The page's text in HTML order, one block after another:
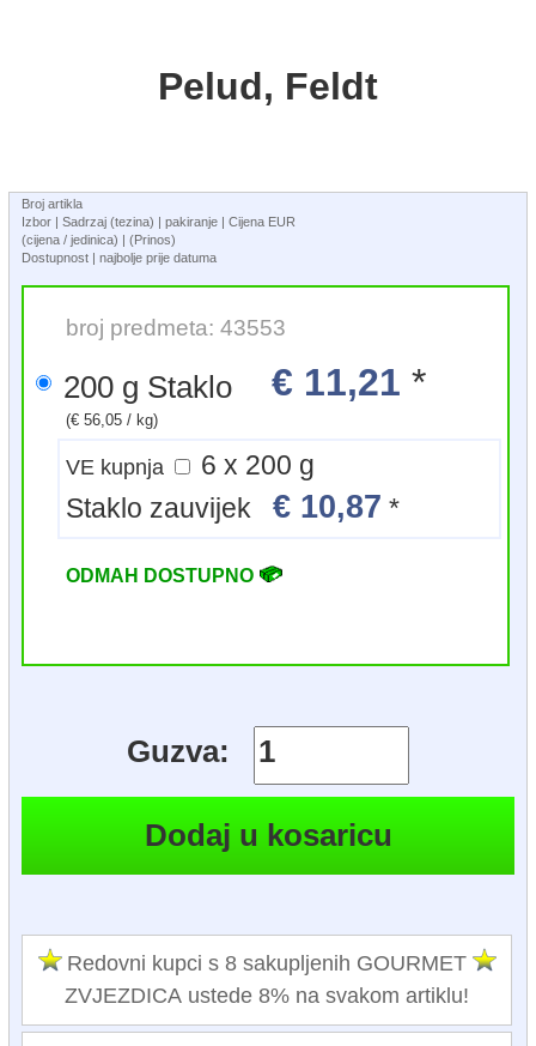
Pelud, Feldt
Broj artikla
Izbor | Sadrzaj (tezina) | pakiranje | Cijena EUR
(cijena / jedinica) | (Prinos)
Dostupnost | najbolje prije datuma
broj predmeta: 43553
200 g Staklo € 11,21 *
(€ 56,05 / kg)
VE kupnja
6 x 200 g
Staklo zauvijek€ 10,87 *
ODMAH DOSTUPNO
Guzva:
Redovni kupci s 8 sakupljenih GOURMET
ZVJEZDICA ustede 8% na svakom artiklu!